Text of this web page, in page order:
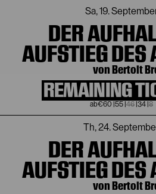
Sa, 19.
DER
AUFSTIEG DES
von Bertolt
REMAINING
€60 55 46 34 8
Th, 24.
DER
AUFSTIEG DES
von Bertolt